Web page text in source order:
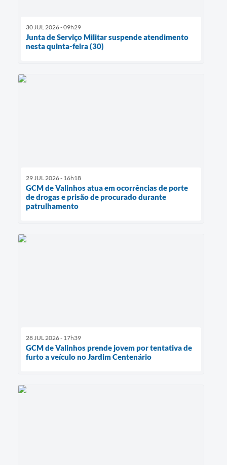
30 JUL 2026 - 09h29
Junta de Serviço Militar suspende atendimento
nesta quinta-feira (30)
29 JUL 2026 - 16h18
GCM de Valinhos atua em ocorrências de porte
de drogas e prisão de procurado durante
patrulhamento
28 JUL 2026 - 17h39
GCM de Valinhos prende jovem por tentativa de
furto a veículo no Jardim Centenário